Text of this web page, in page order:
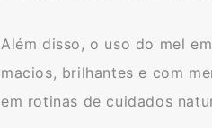
Além disso, o uso do mel
macios, brilhantes e com
em rotinas de cuidados